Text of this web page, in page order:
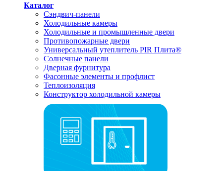
Каталог
Сэндвич-панели
Холодильные камеры
Холодильные и промышленные двери
Противопожарные двери
Универсальный утеплитель PIR Плита®
Солнечные панели
Дверная фурнитура
Фасонные элементы и профлист
Теплоизоляция
Конструктор холодильной камеры